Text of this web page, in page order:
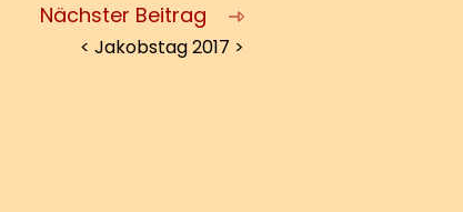
Nächster Beitrag
< Jakobstag 2017 >